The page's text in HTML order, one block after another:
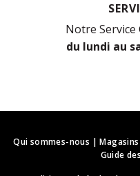
Notre
du lundi au
Qui sommes-nous |Magasins
Guide